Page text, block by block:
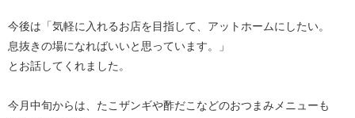
今後は「気軽に入れるお店を目指して、アットホームにしたい。
息抜きの場になればいいと思っています。」
とお話してくれました。
今月中旬からは、たこザンギや酢だこなどのおつまみメニューも